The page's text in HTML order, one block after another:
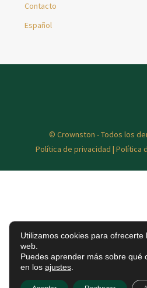
Contacto
Español
© Crownston - Todos los
Política de privacidad | Política
Utilizamos cookies para
web.
Puedes aprender más sobre qué
en los ajustes